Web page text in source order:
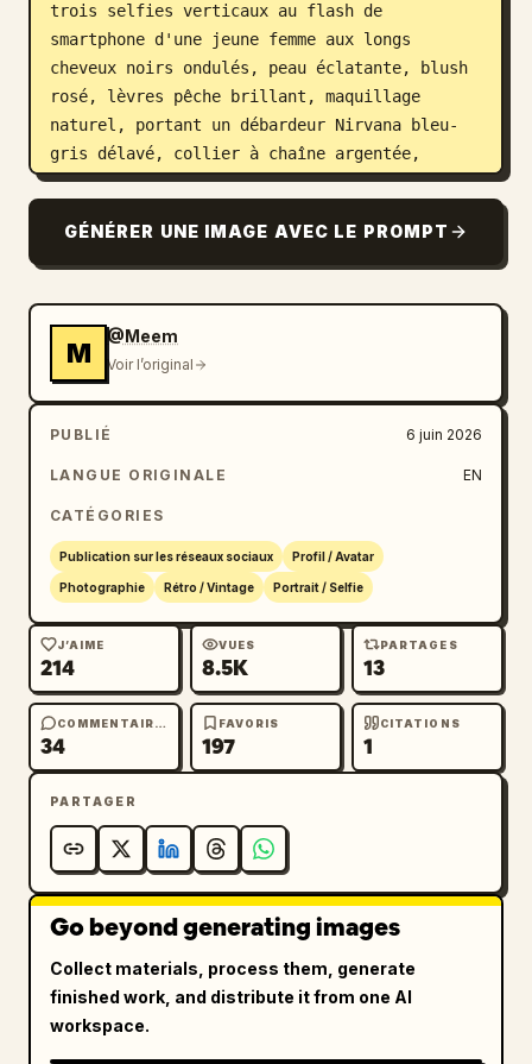
trois selfies verticaux au flash de
smartphone d'une jeune femme aux longs
cheveux noirs ondulés, peau éclatante, blush
rosé, lèvres pêche brillant, maquillage
naturel, portant un débardeur Nirvana bleu-
gris délavé, collier à chaîne argentée,
vernis à ongles noir avec nail art, posant la
la langue tirée et sourire chaleureux.
Photographie au flash frontal direct,
à fort contraste, esthétique Instagram
spontanée, détails du visage nets, faible
profondeur de champ, ambiance Y2K, texture de
peau douce, photoréaliste, objectif 35 mm,
haute résolution.
GÉNÉRER UNE IMAGE AVEC LE PROMPT
M
@Meem
Voir l’original
PUBLIÉ 6 juin 2026
LANGUE ORIGINALE EN
CATÉGORIES
Publication sur les réseaux sociaux Profil / Avatar
Photographie Rétro / Vintage Portrait / Selfie
J’AIME
214
VUES
8.5K
PARTAGES
13
COMMENTAIRES
34
FAVORIS
197
CITATIONS
1
PARTAGER
Go beyond generating images
Collect materials, process them, generate
finished work, and distribute it from one AI
workspace.